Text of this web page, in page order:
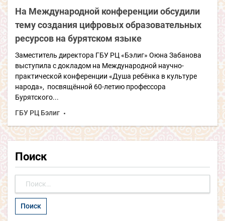
На Международной конференции обсудили
тему создания цифровых образовательных
ресурсов на бурятском языке
Заместитель директора ГБУ РЦ «Бэлиг» Оюна Забанова
выступила с докладом на Международной научно-
практической конференции «Душа ребёнка в культуре
народа», посвящённой 60-летию профессора
Бурятского...
ГБУ РЦ Бэлиг
Поиск